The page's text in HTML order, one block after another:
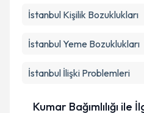
İstanbul Kişilik Bozuklukları
İstanbul Yeme Bozuklukları
İstanbul İlişki Problemleri
Kumar Bağımlılığı ile